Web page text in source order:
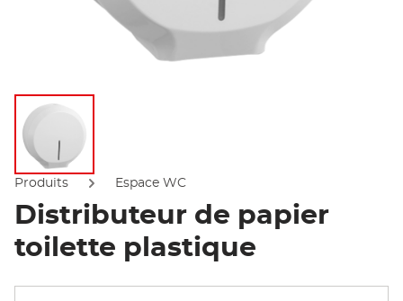
Afficher l'image
Produits Espace WC
Distributeur de papier
toilette plastique